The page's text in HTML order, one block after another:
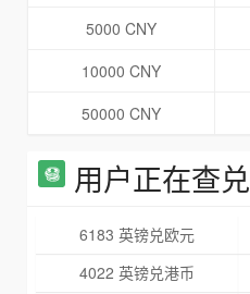
5000 CNY
10000 CNY
50000 CNY
用户正在查兑
6183 英镑兑欧元
4022 英镑兑港币